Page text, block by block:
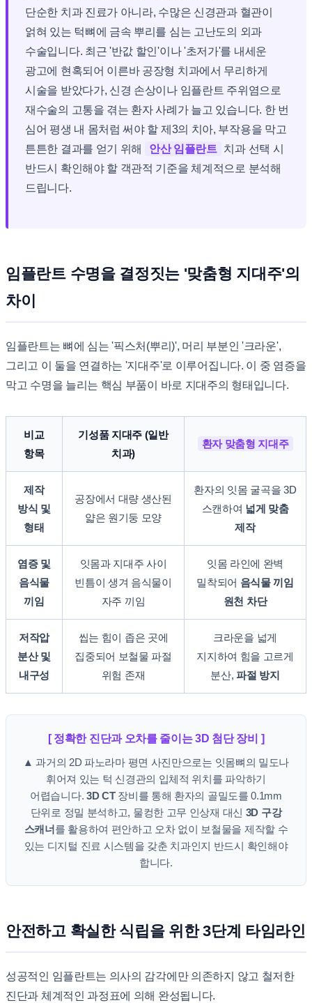
단순한 치과 진료가 아니라, 수많은 신경관과 혈관이
얽혀 있는 턱뼈에 금속 뿌리를 심는 고난도의 외과
수술입니다. 최근 '반값 할인'이나 '초저가'를 내세운
광고에 현혹되어 이른바 공장형 치과에서 무리하게
시술을 받았다가, 신경 손상이나 임플란트 주위염으로
재수술의 고통을 겪는 환자 사례가 늘고 있습니다. 한 번
심어 평생 내 몸처럼 써야 할 제3의 치아, 부작용을 막고
튼튼한 결과를 얻기 위해
안산 임플란트
치과 선택 시
반드시 확인해야 할 객관적 기준을 체계적으로 분석해
드립니다.
임플란트 수명을 결정짓는 '맞춤형 지대주'의
차이
임플란트는 뼈에 심는 '픽스처(뿌리)', 머리 부분인 '크라운',
그리고 이 둘을 연결하는 '지대주'로 이루어집니다. 이 중 염증을
막고 수명을 늘리는 핵심 부품이 바로 지대주의 형태입니다.
비교
항목
기성품 지대주 (일반
치과)
환자 맞춤형 지대주
제작
방식 및
형태
공장에서 대량 생산된
얇은 원기둥 모양
환자의 잇몸 굴곡을 3D
스캔하여 넓게 맞춤
제작
염증 및
음식물
끼임
잇몸과 지대주 사이
빈틈이 생겨 음식물이
자주 끼임
잇몸 라인에 완벽
밀착되어 음식물 끼임
원천 차단
저작압
분산 및
내구성
씹는 힘이 좁은 곳에
집중되어 보철물 파절
위험 존재
크라운을 넓게
지지하여 힘을 고르게
분산,파절 방지
[ 정확한 진단과 오차를 줄이는 3D 첨단 장비 ]
▲ 과거의 2D 파노라마 평면 사진만으로는 잇몸뼈의 밀도나
휘어져 있는 턱 신경관의 입체적 위치를 파악하기
어렵습니다. 3D CT장비를 통해 환자의 골밀도를 0.1mm
단위로 정밀 분석하고, 물컹한 고무 인상재 대신 3D 구강
스캐너를 활용하여 편안하고 오차 없이 보철물을 제작할 수
있는 디지털 진료 시스템을 갖춘 치과인지 반드시 확인해야
합니다.
안전하고 확실한 식립을 위한 3단계 타임라인
성공적인 임플란트는 의사의 감각에만 의존하지 않고 철저한
진단과 체계적인 과정표에 의해 완성됩니다.